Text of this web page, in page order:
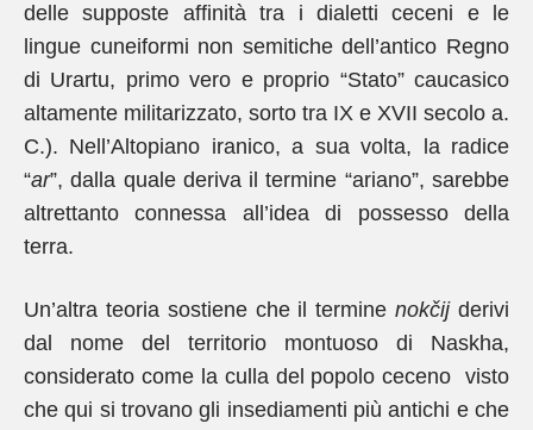
delle supposte affinità tra i dialetti ceceni e le
lingue cuneiformi non semitiche dell’antico Regno
di Urartu, primo vero e proprio “Stato” caucasico
altamente militarizzato, sorto tra IX e XVII secolo a.
C.). Nell’Altopiano iranico, a sua volta, la radice
“ar”, dalla quale deriva il termine “ariano”, sarebbe
altrettanto connessa all’idea di possesso della
terra.
Un’altra teoria sostiene che il terminenokčijderivi
dal nome del territorio montuoso di Naskha,
considerato come la culla del popolo ceceno visto
che qui si trovano gli insediamenti più antichi e che